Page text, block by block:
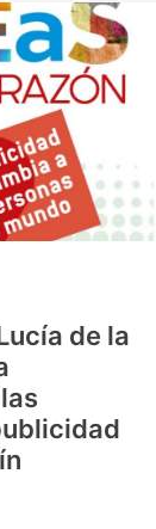
de la